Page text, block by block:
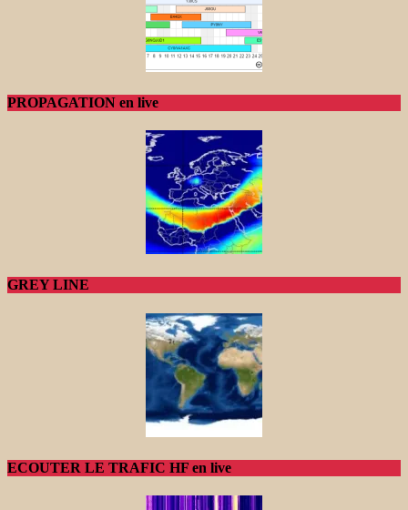
PROPAGATION en live
GREY LINE
ECOUTER LE TRAFIC HF en live